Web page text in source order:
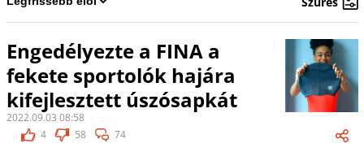
Engedélyezte a FINA a
fekete sportolók hajára
kifejlesztett úszósapkát
2022.09.03 08:58
4
58 74